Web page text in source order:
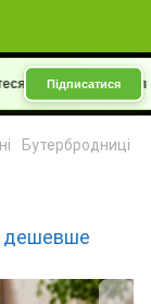
на Telegram-канал
Підписатися
Бутербродниці
дешевше